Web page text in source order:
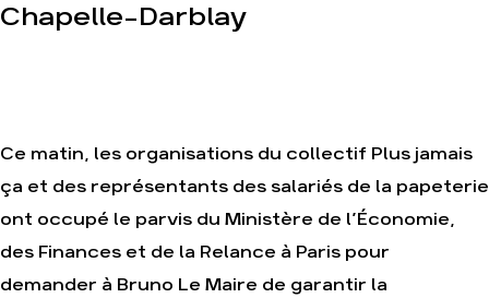
de la Terre
S'engager sur le
terrain
Agir au quotidien
campagnes
Transmettre tout ou
Surproduction
Agriculture
Finance
Multinationales
Forêts
Chapelle-Darblay
Ce matin, les organisations du collectif Plus jamais
ça et des représentants des salariés de la papeterie
ont occupé le parvis du Ministère de l’Économie,
des Finances et de la Relance à Paris pour
demander à Bruno Le Maire de garantir la